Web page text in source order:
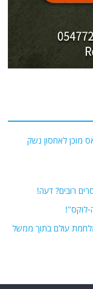
מוכן לאחסון נשק
רובים? דעה!
לוקס"!
עולם בתוך ממשל